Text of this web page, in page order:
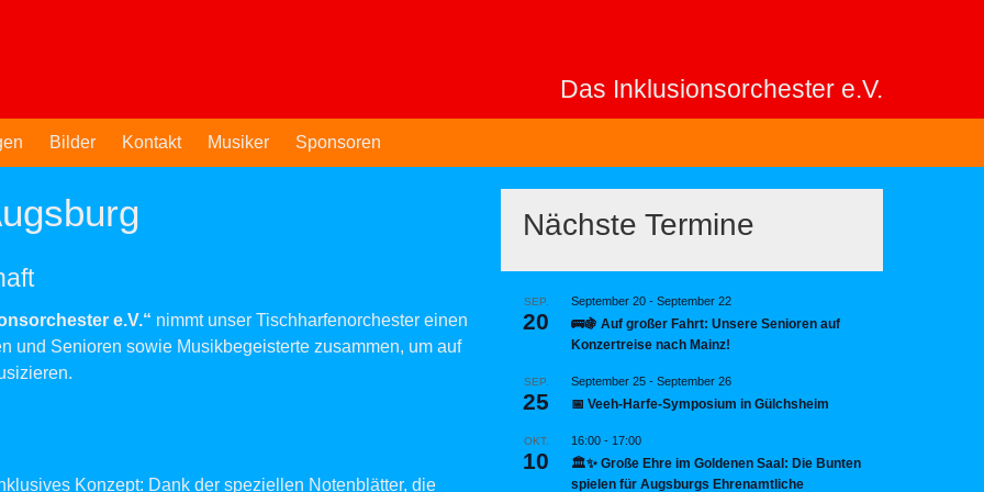
Das Inklusionsorchester e.V.
Bilder Kontakt Musiker Sponsoren
e.V.“ nimmt unser Tischharfenorchester einen
und Senioren sowie Musikbegeisterte zusammen, um auf
Konzept: Dank der speziellen Notenblätter, die
Nächste Termine
SEP.
20
September 20 - September 22
🚌🍇 Auf großer Fahrt: Unsere Senioren auf
Konzertreise nach Mainz!
SEP.
25
September 25 - September 26
📅 Veeh-Harfe-Symposium in Gülchsheim
OKT.
10
16:00 - 17:00
🏛️✨ Große Ehre im Goldenen Saal: Die Bunten
spielen für Augsburgs Ehrenamtliche